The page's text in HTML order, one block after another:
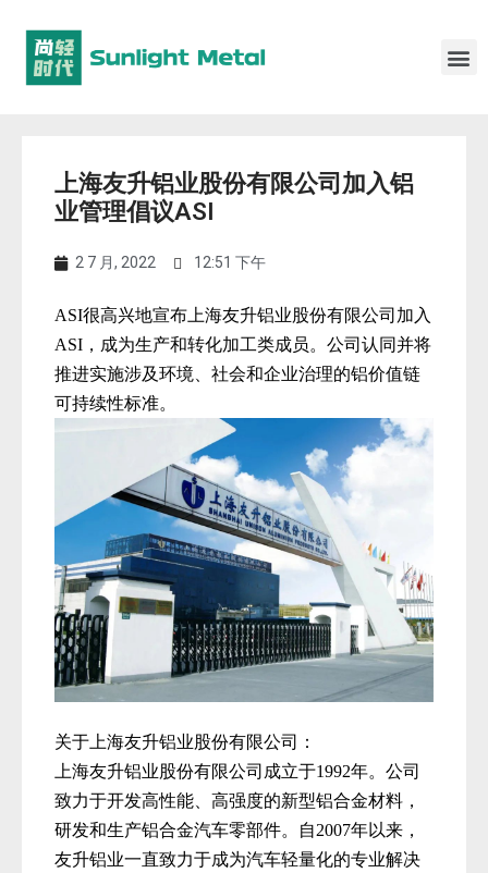
上海友升铝业股份有限公司加入铝
业管理倡议ASI
2 7 月, 2022 12:51 下午
ASI很高兴地宣布上海友升铝业股份有限公司加入
ASI，成为生产和转化加工类成员。公司认同并将
推进实施涉及环境、社会和企业治理的铝价值链
可持续性标准。
关于上海友升铝业股份有限公司：
上海友升铝业股份有限公司成立于1992年。公司
致力于开发高性能、高强度的新型铝合金材料，
研发和生产铝合金汽车零部件。自2007年以来，
友升铝业一直致力于成为汽车轻量化的专业解决